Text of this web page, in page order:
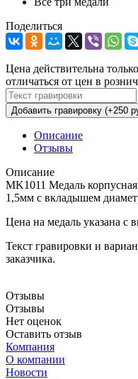
Поделиться
Цена действительна
отличаться от цен в
Добавить гравировку (+250
Описание
Отзывы
Описание
MK1011 Медаль
1,5мм с вкладышем
Цена на медаль указана с
Текст гравировки и
заказчика.
Отзывы
Отзывы
Нет оценок
Оставить отзыв
Компания
О компании
Новости